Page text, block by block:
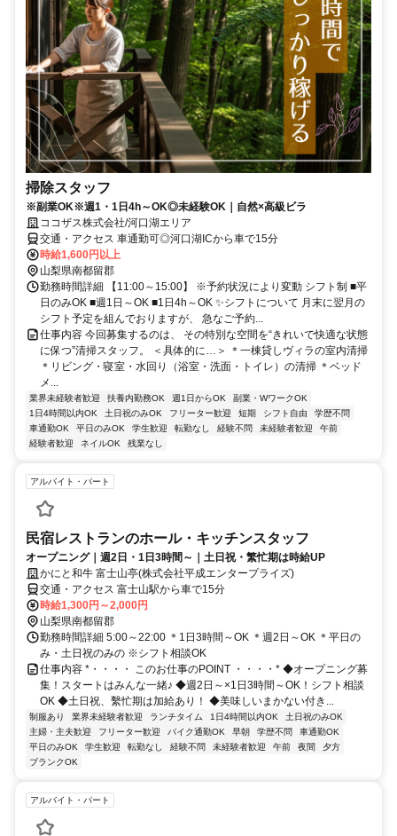
掃除スタッフ
※副業OK※週1・1日4h～OK◎未経験OK｜自然×高級ビラ
ココザス株式会社/河口湖エリア
交通・アクセス 車通勤可◎河口湖ICから車で15分
時給1,600円以上
山梨県南都留郡
勤務時間詳細 【11:00～15:00】 ※予約状況により変動 シフト制 ■平
日のみOK ■週1日～OK ■1日4h～OK ✨シフトについて 月末に翌月の
シフト予定を組んでおりますが、 急なご予約...
仕事内容 今回募集するのは、 その特別な空間を“きれいで快適な状態
に保つ”清掃スタッフ。 ＜具体的に…＞ ＊一棟貸しヴィラの室内清掃
＊リビング・寝室・水回り（浴室・洗面・トイレ）の清掃 ＊ベッド
メ...
業界未経験者歓迎 扶養内勤務OK 週1日からOK
副業・WワークOK
1日4時間以内OK
土日祝のみOK フリーター歓迎 短期 シフト自由
学歴不問
車通勤OK
平日のみOK 学生歓迎 転勤なし 経験不問 未経験者歓迎
午前
経験者歓迎
ネイルOK 残業なし
アルバイト・パート
民宿レストランのホール・キッチンスタッフ
オープニング｜週2日・1日3時間～｜土日祝・繁忙期は時給UP
かにと和牛 富士山亭(株式会社平成エンタープライズ)
交通・アクセス 富士山駅から車で15分
時給1,300円～2,000円
山梨県南都留郡
勤務時間詳細 5:00～22:00 ＊1日3時間～OK ＊週2日～OK ＊平日の
み・土日祝のみの ※シフト相談OK
仕事内容 *・・・・ このお仕事のPOINT ・・・・* ◆オープニング募
集！スタートはみんな一緒♪ ◆週2日～×1日3時間～OK！シフト相談
OK ◆土日祝、繫忙期は加給あり！ ◆美味しいまかない付き...
制服あり 業界未経験者歓迎 ランチタイム 1日4時間以内OK
土日祝のみOK
主婦・主夫歓迎
フリーター歓迎 バイク通勤OK 早朝 学歴不問
車通勤OK
平日のみOK
学生歓迎 転勤なし 経験不問 未経験者歓迎 午前 夜間
夕方
ブランクOK
アルバイト・パート